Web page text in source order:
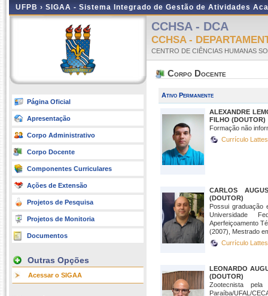
UFPB › SIGAA - Sistema Integrado de Gestão de Atividades
Página Oficial
Apresentação
Corpo Administrativo
Corpo Docente
Componentes Curriculares
Ações de Extensão
Projetos de Pesquisa
Projetos de Monitoria
Documentos
Outras Opções
Acessar o SIGAA
CCHSA - DCA
CCHSA -
CENTRO DE CIÊNCIAS HUMANAS
Corpo Docente
Ativo Permanente
ALEXANDRE
FILHO (DOUTOR)
Formação não
Currículo
CARLOS
(DOUTOR)
Possui graduação
Universidade
Aperfeiçoamento
(2007), Mestrado
Currículo
LEONARDO
(DOUTOR)
Zootecnista
Paraíba/UFAL/